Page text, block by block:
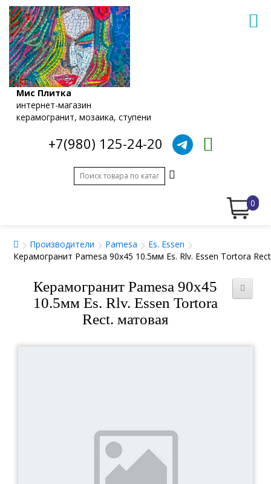
Мис Плитка
интернет-магазин
керамогранит, мозаика, ступени
+7(980) 125-24-20
0
Производители Pamesa
Es. Essen
Керамогранит Pamesa 90x45 10.5мм Es. Rlv. Essen Tortora
Керамогранит Pamesa 90x45
10.5мм Es. Rlv. Essen Tortora
Rect. матовая